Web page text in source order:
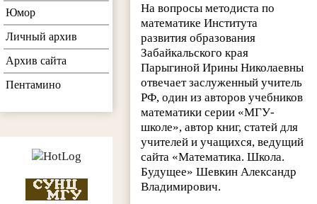
На вопросы методиста по
математике Института
развития образования
Забайкальского края
Парыгиной Ирины Николаевны
отвечает заслуженный учитель
РФ, один из авторов учебников
математики серии «МГУ-
школе», автор книг, статей для
учителей и учащихся, ведущий
сайта «Математика. Школа.
Будущее» Шевкин Александр
Владимирович.
Юмор
Личный архив
Архив сайта
Пентамино